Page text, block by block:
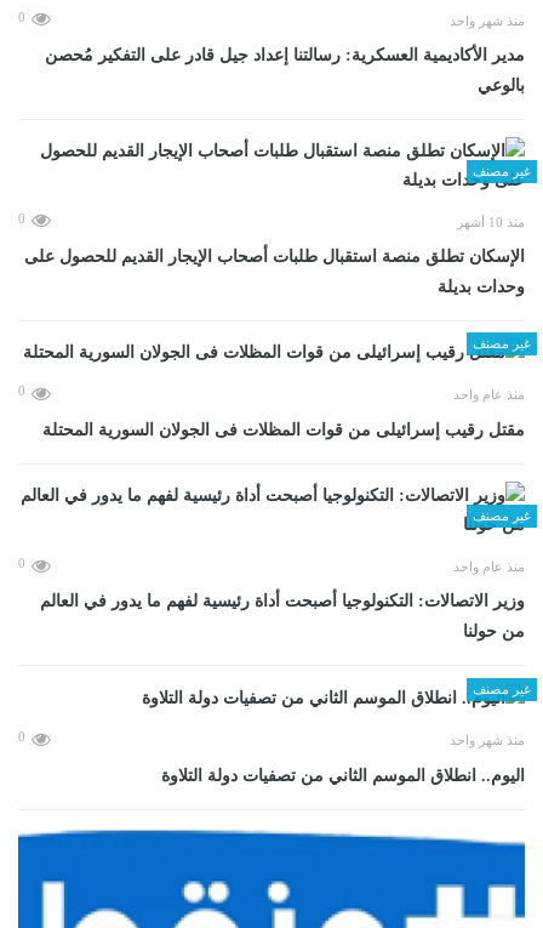
منذ شهر واحد 0
مدير الأكاديمية العسكرية: رسالتنا إعداد جيل قادر على التفكير مُحصن
بالوعي
غير مصنف
منذ 10 أشهر 0
الإسكان تطلق منصة استقبال طلبات أصحاب الإيجار القديم للحصول على
وحدات بديلة
غير مصنف
منذ عام واحد 0
مقتل رقيب إسرائيلى من قوات المظلات فى الجولان السورية المحتلة
غير مصنف
منذ عام واحد 0
وزير الاتصالات: التكنولوجيا أصبحت أداة رئيسية لفهم ما يدور في العالم
من حولنا
غير مصنف
منذ شهر واحد 0
اليوم.. انطلاق الموسم الثاني من تصفيات دولة التلاوة